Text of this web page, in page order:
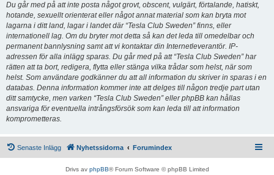
Du går med på att inte posta något grovt, obscent, vulgärt, förtalande, hatiskt,
hotande, sexuellt orienterat eller något annat material som kan bryta mot
lagarna i ditt land, lagar i landet där “Tesla Club Sweden” finns, eller
internationell lag. Om du bryter mot detta så kan det leda till omedelbar och
permanent bannlysning samt att vi kontaktar din Internetleverantör. IP-
adressen för alla inlägg sparas. Du går med på att “Tesla Club Sweden” har
rätten att ta bort, redigera, flytta eller stänga vilka trådar som helst, när som
helst. Som användare godkänner du att all information du skriver in sparas i en
databas. Denna information kommer inte att delges till någon tredje part utan
ditt samtycke, men varken “Tesla Club Sweden” eller phpBB kan hållas
ansvariga för eventuella intrångsförsök som kan leda till att information
komprometteras.
Senaste Inlägg Nyhetssidorna Forumindex
Drivs av phpBB® Forum Software © phpBB Limited